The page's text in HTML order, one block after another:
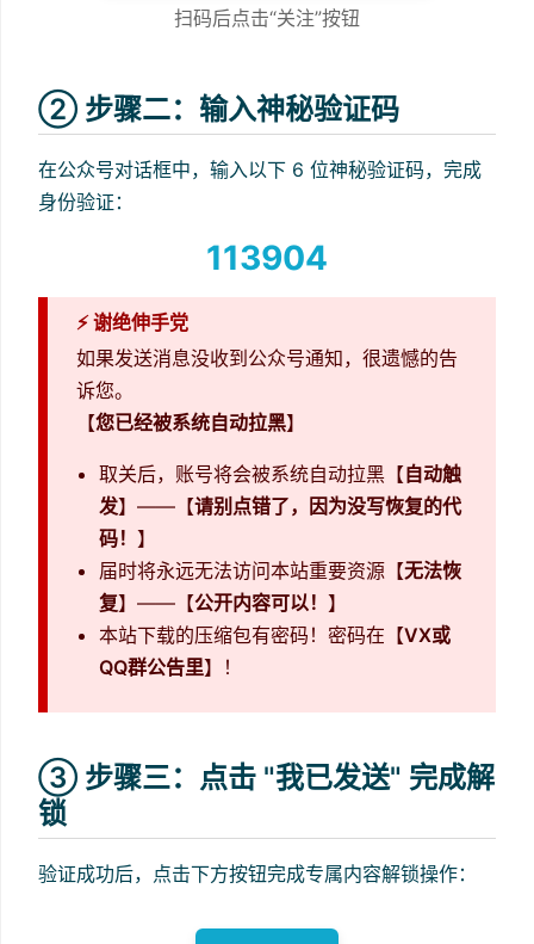
扫码后点击“关注”按钮
② 步骤二：输入神秘验证码
在公众号对话框中，输入以下 6 位神秘验证码，完成
身份验证：
113904
⚡ 谢绝伸手党
如果发送消息没收到公众号通知，很遗憾的告
诉您。
【您已经被系统自动拉黑】
取关后，账号将会被系统自动拉黑【自动触
发】——【请别点错了，因为没写恢复的代
码！】
届时将永远无法访问本站重要资源【无法恢
复】——【公开内容可以！】
本站下载的压缩包有密码！密码在【VX或
QQ群公告里】！
③ 步骤三：点击 "我已发送" 完成解
锁
验证成功后，点击下方按钮完成专属内容解锁操作：